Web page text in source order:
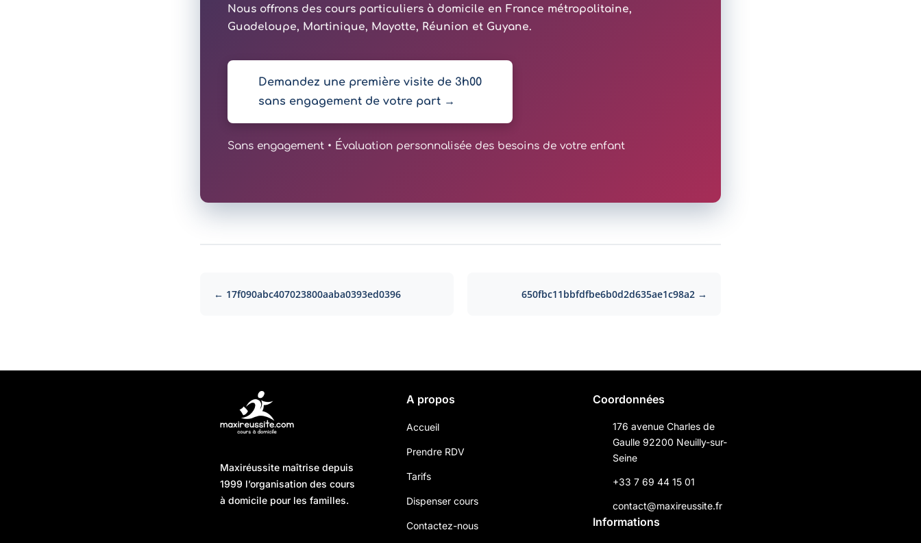
Nous offrons des cours particuliers à domicile en France métropolitaine,
Guadeloupe, Martinique, Mayotte, Réunion et Guyane.
Demandez une première visite de 3h00
sans engagement de votre part →
Sans engagement • Évaluation personnalisée des besoins de votre enfant
← 17f090abc407023800aaba0393ed0396 650fbc11bbfdfbe6b0d2d635ae1c98a2 →
Maxiréussite maîtrise depuis
1999 l’organisation des cours
à domicile pour les familles.
A propos
Accueil
Prendre RDV
Tarifs
Dispenser cours
Contactez-nous
Coordonnées
176 avenue Charles de
Gaulle 92200 Neuilly-sur-
Seine
+33 7 69 44 15 01
contact@maxireussite.fr
Informations